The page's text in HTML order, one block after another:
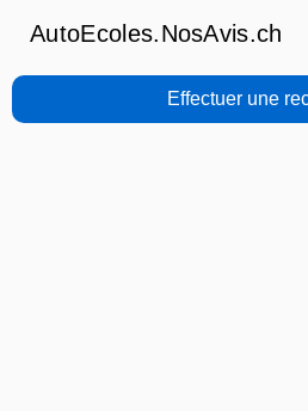
AutoEcoles.NosAvis.ch
Effectuer une